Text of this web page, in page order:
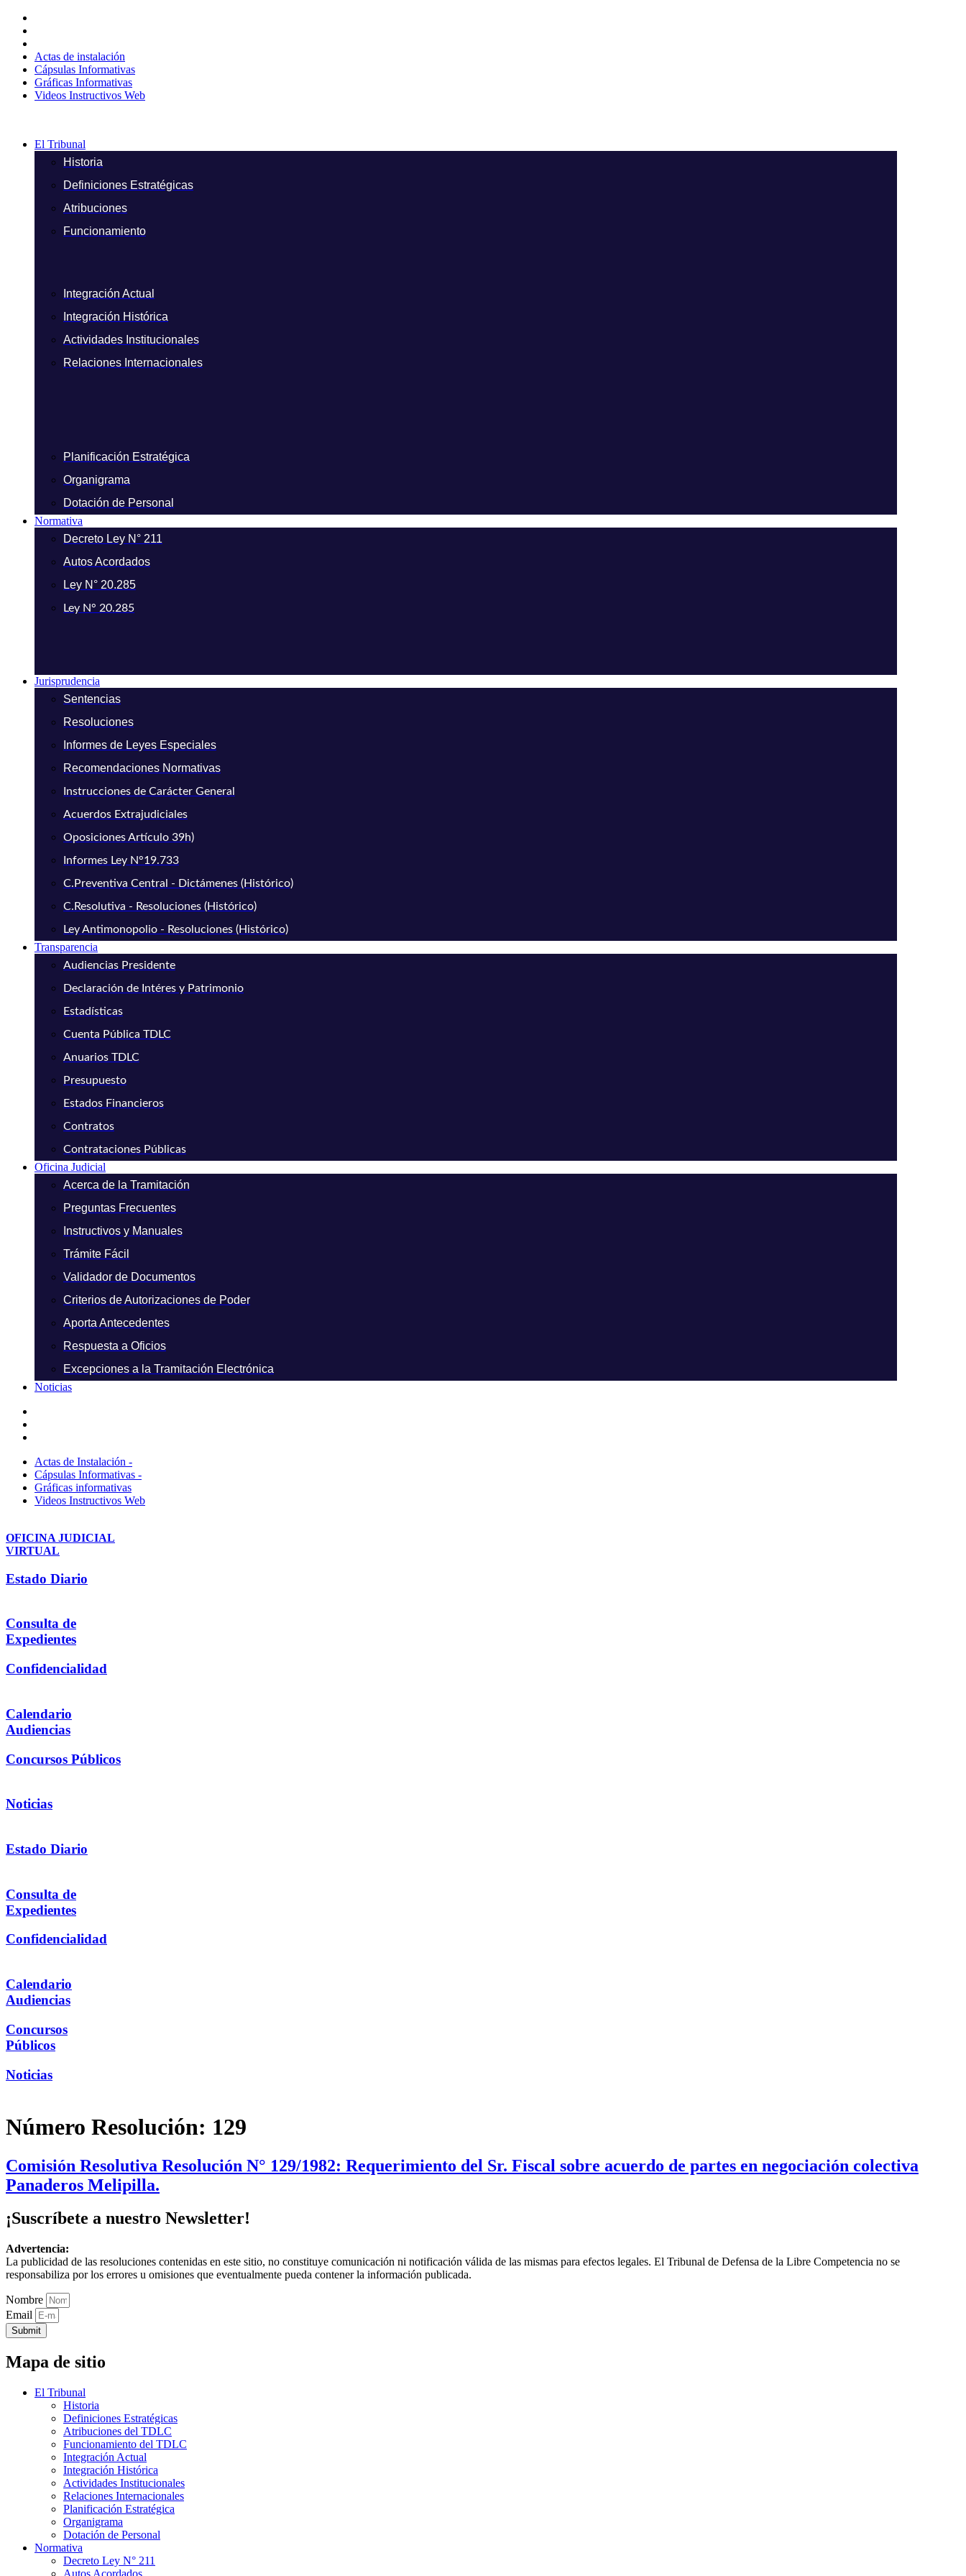
contenido
Actas de instalación
Cápsulas Informativas
Gráficas Informativas
Videos Instructivos Web
El Tribunal
Historia
Definiciones Estratégicas
Atribuciones
Funcionamiento
Integración Actual
Integración Histórica
Actividades Institucionales
Relaciones Internacionales
Planificación Estratégica
Organigrama
Dotación de Personal
Normativa
Decreto Ley N° 211
Autos Acordados
Ley N° 20.285
Ley N° 20.285
Jurisprudencia
Sentencias
Resoluciones
Informes de Leyes Especiales
Recomendaciones Normativas
Instrucciones de Carácter General
Acuerdos Extrajudiciales
Oposiciones Artículo 39h)
Informes Ley N°19.733
C.Preventiva Central - Dictámenes (Histórico)
C.Resolutiva - Resoluciones (Histórico)
Ley Antimonopolio - Resoluciones (Histórico)
Transparencia
Audiencias Presidente
Declaración de Intéres y Patrimonio
Estadísticas
Cuenta Pública TDLC
Anuarios TDLC
Presupuesto
Estados Financieros
Contratos
Contrataciones Públicas
Oficina Judicial
Acerca de la Tramitación
Preguntas Frecuentes
Instructivos y Manuales
Trámite Fácil
Validador de Documentos
Criterios de Autorizaciones de Poder
Aporta Antecedentes
Respuesta a Oficios
Excepciones a la Tramitación Electrónica
Noticias
Actas de Instalación -
Cápsulas Informativas -
Gráficas informativas
Videos Instructivos Web
OFICINA JUDICIAL
VIRTUAL
Estado Diario
Consulta de
Expedientes
Confidencialidad
Calendario
Audiencias
Concursos Públicos
Noticias
Estado Diario
Consulta de
Expedientes
Confidencialidad
Calendario
Audiencias
Concursos
Públicos
Noticias
Número Resolución: 129
Comisión Resolutiva Resolución N° 129/1982: Requerimiento del Sr. Fiscal sobre acuerdo de partes en negociación colectiva
Panaderos Melipilla.
¡Suscríbete a nuestro Newsletter!
Advertencia:
La publicidad de las resoluciones contenidas en este sitio, no constituye comunicación ni notificación válida de las mismas para efectos legales. El Tribunal de Defensa de la Libre Competencia no se
responsabiliza por los errores u omisiones que eventualmente pueda contener la información publicada.
Nombre
Email
Submit
Mapa de sitio
El Tribunal
Historia
Definiciones Estratégicas
Atribuciones del TDLC
Funcionamiento del TDLC
Integración Actual
Integración Histórica
Actividades Institucionales
Relaciones Internacionales
Planificación Estratégica
Organigrama
Dotación de Personal
Normativa
Decreto Ley N° 211